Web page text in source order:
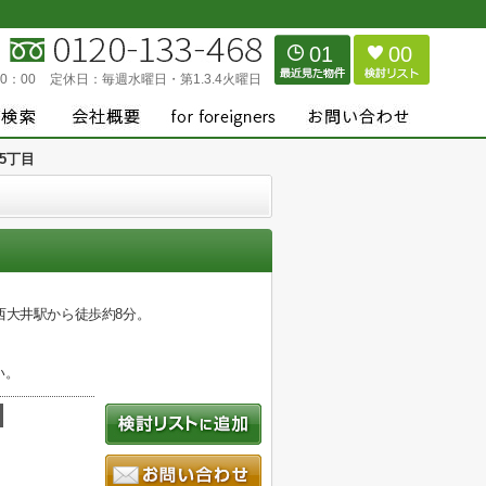
：00 定休日： 毎週水曜日・第1.3.4火曜日
01 00
丁目
井駅から徒歩約8分。